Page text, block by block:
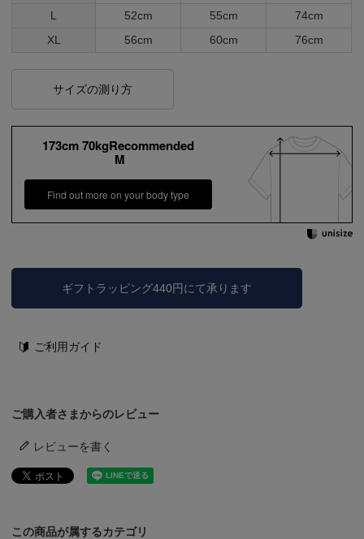
L 52cm 55cm
74cm
XL
56cm 60cm 76cm
サイズの測り方
173cm 70kgRecommended
M
Find out more on your body type
ギフトラッピング440円にて承ります
ご利用ガイド
ご購入者さまからのレビュー
レビューを書く
この商品が属するカテゴリ